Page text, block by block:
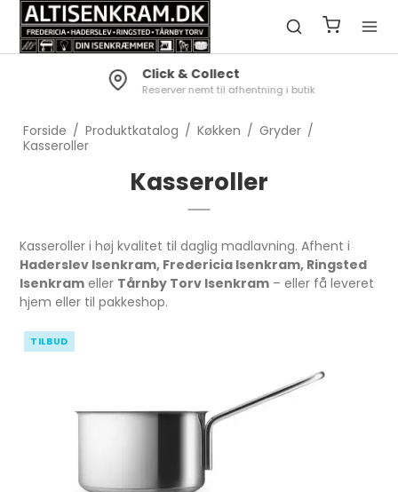
Click & Collect
Reserver nemt til afhentning i butik
Forside / Produktkatalog / Køkken / Gryder /
Kasseroller
Kasseroller
Kasseroller i høj kvalitet til daglig madlavning. Afhent i
Haderslev Isenkram, Fredericia Isenkram, Ringsted
Isenkram eller Tårnby Torv Isenkram – eller få leveret
hjem eller til pakkeshop.
TILBUD